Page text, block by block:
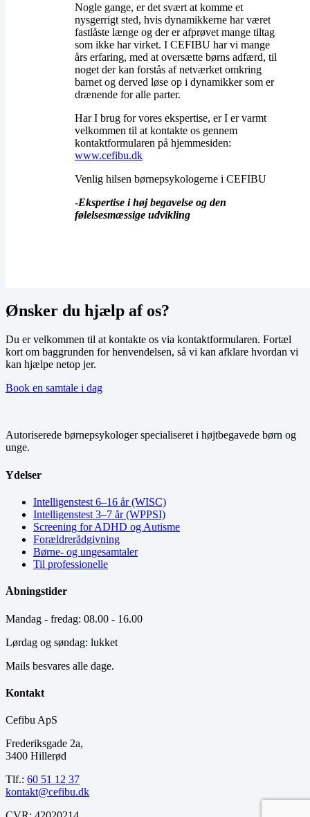
Nogle gange, er det svært at komme et
nysgerrigt sted, hvis dynamikkerne har været
fastlåste længe og der er afprøvet mange tiltag
som ikke har virket. I CEFIBU har vi mange
års erfaring, med at oversætte børns adfærd, til
noget der kan forstås af netværket omkring
barnet og derved løse op i dynamikker som er
drænende for alle parter.​
Har I brug for vores ekspertise, er I er varmt
velkommen til at kontakte os gennem
kontaktformularen på hjemmesiden:
www.cefibu.dk
Venlig hilsen børnepsykologerne i CEFIBU
-​Ekspertise i høj begavelse og den
følelsesmæssige udvikling
Ønsker du hjælp af os?
Du er velkommen til at kontakte os via kontaktformularen. Fortæl
kort om baggrunden for henvendelsen, så vi kan afklare hvordan vi
kan hjælpe netop jer.
Book en samtale i dag
Autoriserede børnepsykologer specialiseret i højtbegavede børn og
unge.
Ydelser
Intelligenstest 6–16 år (WISC)
Intelligenstest 3–7 år (WPPSI)
Screening for ADHD og Autisme
Forældrerådgivning
Børne- og ungesamtaler
Til professionelle
Åbningstider
Mandag - fredag: 08.00 - 16.00
Lørdag og søndag: lukket
Mails besvares alle dage.
Kontakt
Cefibu ApS
Frederiksgade 2a,
3400 Hillerød
Tlf.: 60 51 12 37
kontakt@cefibu.dk